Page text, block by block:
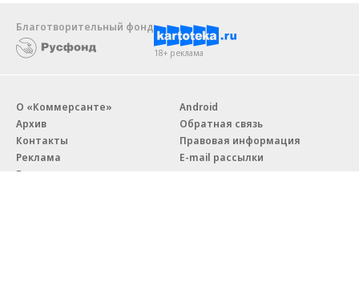
Благотворительный фонд
18+ реклама
О «Коммерсанте»
Архив
Контакты
Реклама
Вакансии
Android
Обратная связь
Правовая информация
E-mail рассылки